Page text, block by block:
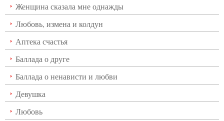
Женщина сказала мне однажды
Любовь, измена и колдун
Аптека счастья
Баллада о друге
Баллада о ненависти и любви
Девушка
Любовь